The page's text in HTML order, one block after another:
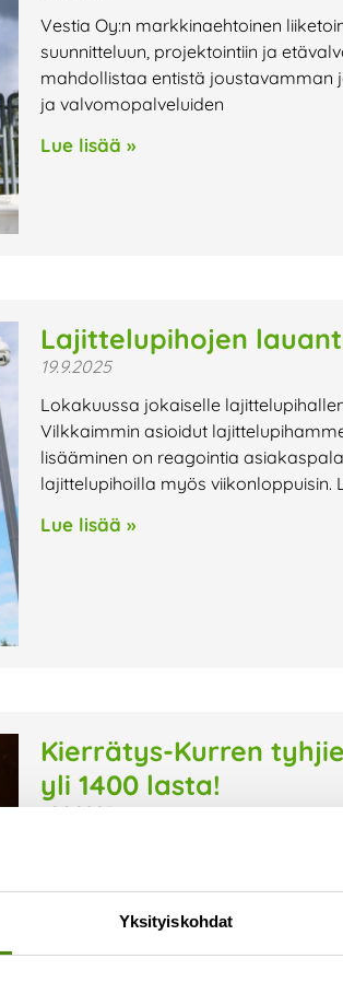
Yksityiskohdat
Vestia Oy:n markkinaehtoinen
suunnitteluun, projektointiin ja
mahdollistaa entistä joustavamman
ja valvomopalveluiden
Lue lisää »
Lajittelupihojen
19.9.2025
Lokakuussa jokaiselle
Vilkkaimmin asioidut
lisääminen on reagointia
lajittelupihoilla myös viikonloppuisin.
Lue lisää »
Kierrätys-Kurren
yli 1400 lasta!
19.9.2025
Järjestämme päiväkoti-ikäisille
syyskuussa. Kampanjassa lapset
lautaselle vain sen verran kuin
vuosittain toimialueemme